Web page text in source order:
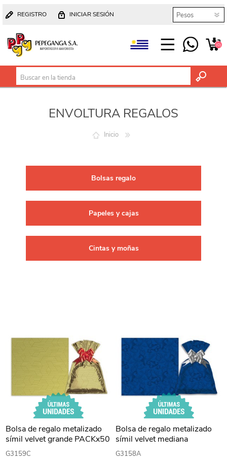
REGISTRO INICIAR SESIÓN
(0)
ENVOLTURA REGALOS
Inicio
Bolsas regalo
Papeles y cajas
Cintas y moñas
Bolsa de regalo metalizado
símil velvet grande PACKx50
G3159C
Bolsa de regalo metalizado
símil velvet mediana
PACKx50
G3158A